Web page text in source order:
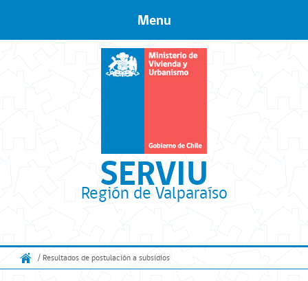
SERVIU
Región de Valparaíso
Menu
/ Resultados de postulación a subsidios